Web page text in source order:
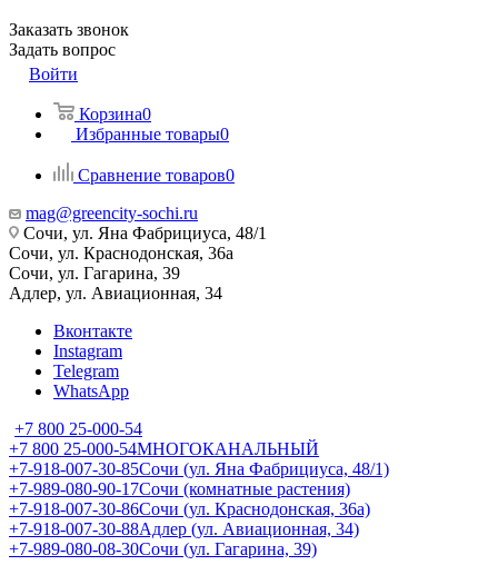
Заказать звонок
Задать вопрос
Войти
Корзина0
Избранные товары0
Сравнение товаров0
mag@greencity-sochi.ru
Сочи, ул. Яна Фабрициуса, 48/1
Сочи, ул. Краснодонская, 36а
Сочи, ул. Гагарина, 39
Адлер, ул. Авиационная, 34
Вконтакте
Instagram
Telegram
WhatsApp
+7 800 25-000-54
+7 800 25-000-54МНОГОКАНАЛЬНЫЙ
+7-918-007-30-85Сочи (ул. Яна Фабрициуса, 48/1)
+7-989-080-90-17Сочи (комнатные растения)
+7-918-007-30-86Сочи (ул. Краснодонская, 36а)
+7-918-007-30-88Адлер (ул. Авиационная, 34)
+7-989-080-08-30Сочи (ул. Гагарина, 39)